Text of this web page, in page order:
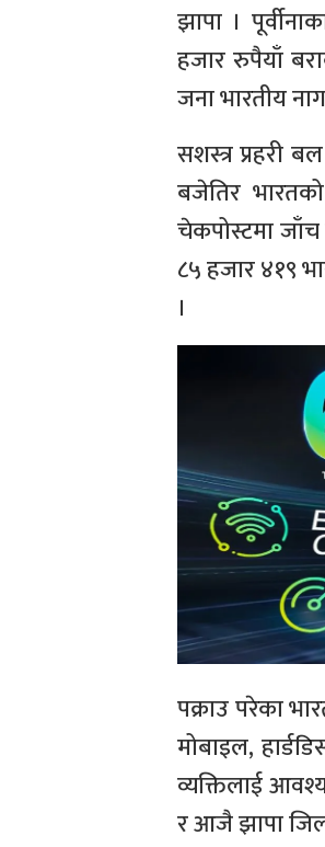
झापा ।
हजार रुपैयाँ
जना भारतीय
सशस्त्र प्रहरी
बजेतिर
चेकपोस्टमा
८५ हजार ४१९
।
पक्राउ परेका
मोबाइल,
व्यक्तिलाई
र आजै झापा